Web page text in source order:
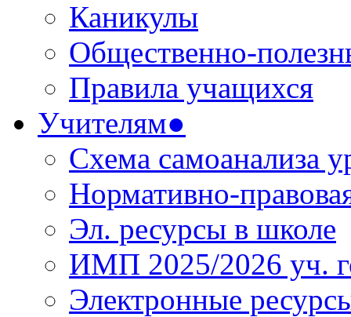
Каникулы
Общественно-
Правила учащихся
Учителям●
Схема самоанализа
Нормативно-
Эл. ресурсы в школе
ИМП 2025/2026 уч.
Электронные